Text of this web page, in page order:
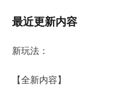
最近更新内容
新玩法：
【全新内容】